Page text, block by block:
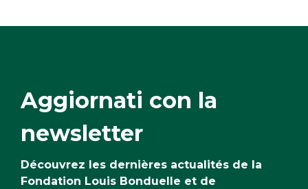
Aggiornati con la
newsletter
Découvrez les dernières actualités de la
Fondation Louis Bonduelle et de